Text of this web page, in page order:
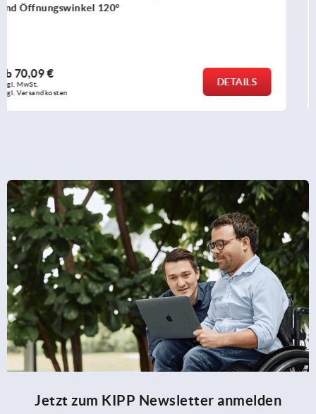
und Öffnungswinkel 90°
ab61,10 €
zzgl. MwSt.
zzgl. Versandkosten
DETAILS
Jetzt zum KIPP Newsletter anmelden